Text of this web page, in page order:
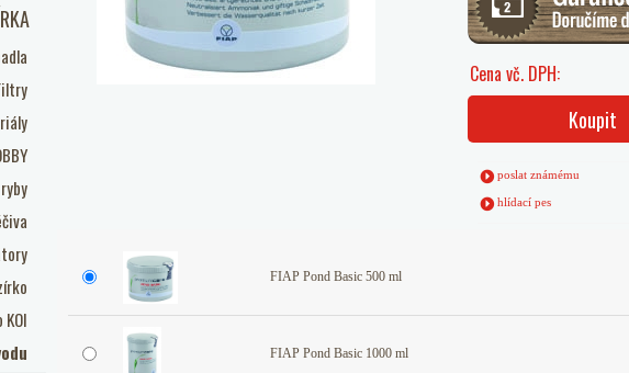
KOI
Cena vč. DPH:
Koupit
poslat známému
hlídací pes
FIAP Pond Basic 500 ml
FIAP Pond Basic 1000 ml